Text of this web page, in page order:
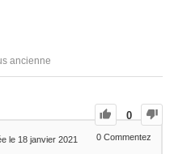
ancienne
0
le 18 janvier 2021 0 Commentez